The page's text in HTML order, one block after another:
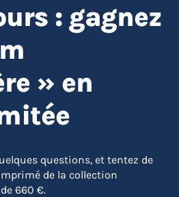
: gagnez
» en
questions, et tentez de
de la collection
660 €.